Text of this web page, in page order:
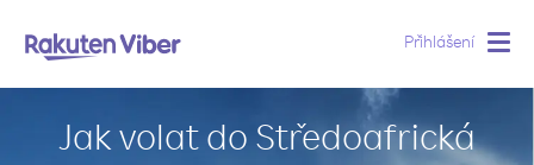
Přihlášení
Jak volat do Středoafrická